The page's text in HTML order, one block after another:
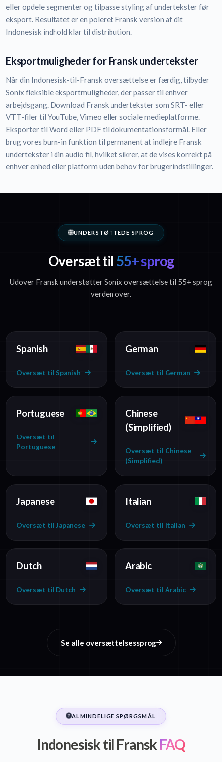
eller opdele segmenter og tilpasse styling af undertekster før
eksport. Resultatet er en poleret Fransk version af dit
Indonesisk indhold klar til distribution.
Eksportmuligheder for Fransk undertekster
Når din Indonesisk-til-Fransk oversættelse er færdig, tilbyder
Sonix fleksible eksportmuligheder, der passer til enhver
arbejdsgang. Download Fransk undertekster som SRT- eller
VTT-filer til YouTube, Vimeo eller sociale medieplatforme.
Eksporter til Word eller PDF til dokumentationsformål. Eller
brug vores burn-in funktion til permanent at indlejre Fransk
undertekster i din audio fil, hvilket sikrer, at de vises korrekt på
enhver enhed eller platform uden behov for brugerindstillinger.
UNDERSTØTTEDE SPROG
Oversæt til 55+ sprog
Udover Fransk understøtter Sonix oversættelse til 55+ sprog
verden over.
Spanish
Oversæt til Spanish
German
Oversæt til German
Portuguese
Oversæt til
Portuguese
Chinese
(Simplified)
Oversæt til Chinese
(Simplified)
Japanese
Oversæt til Japanese
Italian
Oversæt til Italian
Dutch
Oversæt til Dutch
Arabic
Oversæt til Arabic
Se alle oversættelsessprog
ALMINDELIGE SPØRGSMÅL
Indonesisk til Fransk FAQ